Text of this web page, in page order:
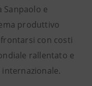
Sanpaolo e
produttivo
con costi
rallentato e